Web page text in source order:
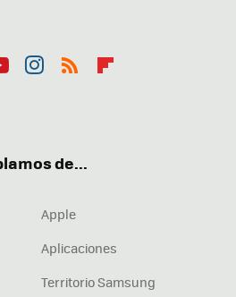
de...
Apple
Aplicaciones
Territorio Samsung